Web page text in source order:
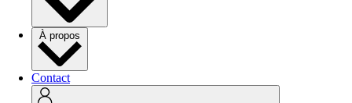
À propos
Contact